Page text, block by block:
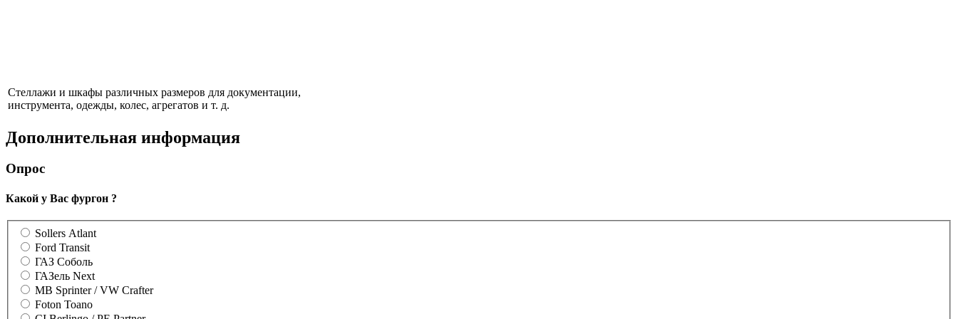
Стеллажи и шкафы различных размеров для документации,
инструмента, одежды, колес, агрегатов и т. д.
Дополнительная информация
Опрос
Какой у Вас фургон ?
Sollers Atlant
Ford Transit
ГАЗ Соболь
ГАЗель Next
MB Sprinter / VW Crafter
Foton Toano